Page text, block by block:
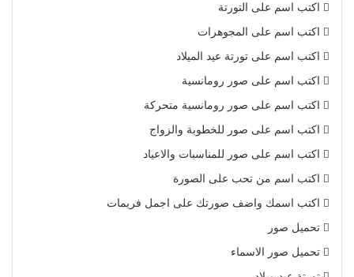
اكتب اسم على التورتة
اكتب اسم على المجوهرات
اكتب اسم على تورتة عيد الميلاد
اكتب اسم على صور رومانسية
اكتب اسم على صور رومانسية متحركة
اكتب اسم على صور للخطوبة والزواج
اكتب اسم على صور للمناسبات والاعياد
اكتب اسم من تحب على الصورة
اكتب اسمك واضف صورتك على اجمل فريمات
تحميل صور
تحميل صور الاسماء